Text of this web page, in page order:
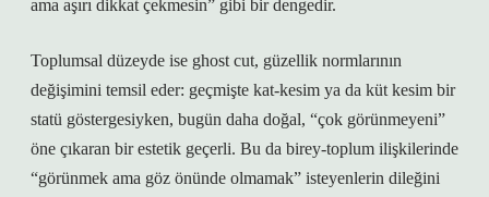
ama aşırı dikkat çekmesin” gibi bir dengedir.
Toplumsal düzeyde ise ghost cut, güzellik normlarının
değişimini temsil eder: geçmişte kat‑kesim ya da küt kesim bir
statü göstergesiyken, bugün daha doğal, “çok görünmeyeni”
öne çıkaran bir estetik geçerli. Bu da birey‑toplum ilişkilerinde
“görünmek ama göz önünde olmamak” isteyenlerin dileğini